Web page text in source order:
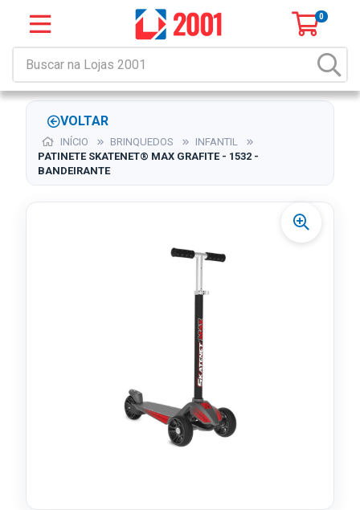
0
VOLTAR
INÍCIO BRINQUEDOS
INFANTIL
PATINETE SKATENET® MAX GRAFITE - 1532 -
BANDEIRANTE